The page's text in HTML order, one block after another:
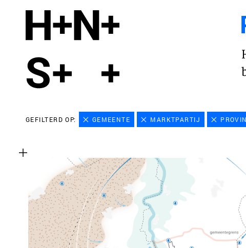
GEFILTERD OP: GEMEENTE MARKTPARTIJ